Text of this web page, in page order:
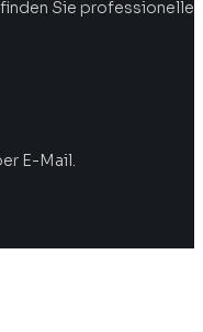
Sie professionelle
E-Mail.